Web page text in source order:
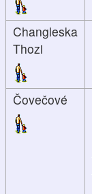
Changleska
Thozi
Čovečové